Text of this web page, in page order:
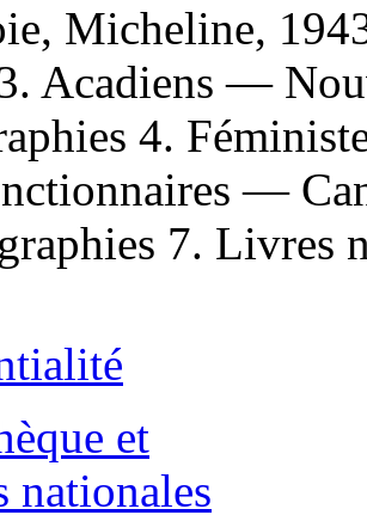
Micheline,
Acadiens —
4.
—
7. Livres